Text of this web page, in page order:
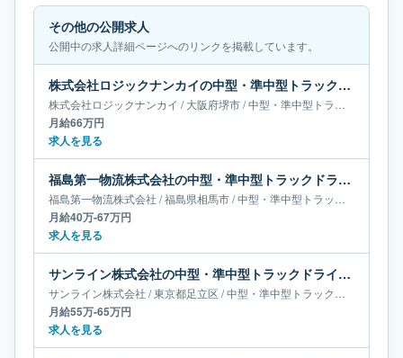
その他の公開求人
公開中の求人詳細ページへのリンクを掲載しています。
株式会社ロジックナンカイの中型・準中型トラックドライバー求人｜大阪府堺市｜月給66万円
株式会社ロジックナンカイ /大阪府堺市/中型・準中型トラックドライバー
月給66万円
求人を見る
福島第一物流株式会社の中型・準中型トラックドライバー求人｜福島県相馬市｜月給40万-67万円
福島第一物流株式会社 /福島県相馬市/中型・準中型トラックドライバー
月給40万-67万円
求人を見る
サンライン株式会社の中型・準中型トラックドライバー求人｜東京都足立区｜月給55万-65万円
サンライン株式会社 /東京都足立区 /中型・準中型トラックドライバー
月給55万-65万円
求人を見る